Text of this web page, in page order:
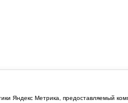
Яндекс Метрика, предоставляемый